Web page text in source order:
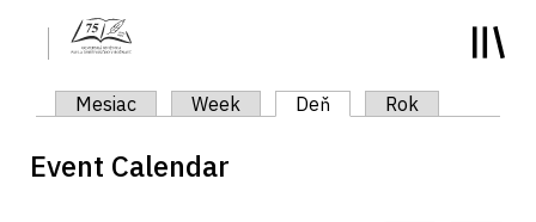
Primárne karty
Mesiac Week Deň (aktívna karta)
Rok
Event Calendar